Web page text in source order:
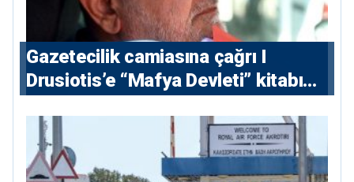
Gazetecilik camiasına çağrı I
⁠Drusiotis’e “Mafya Devleti” kitabı